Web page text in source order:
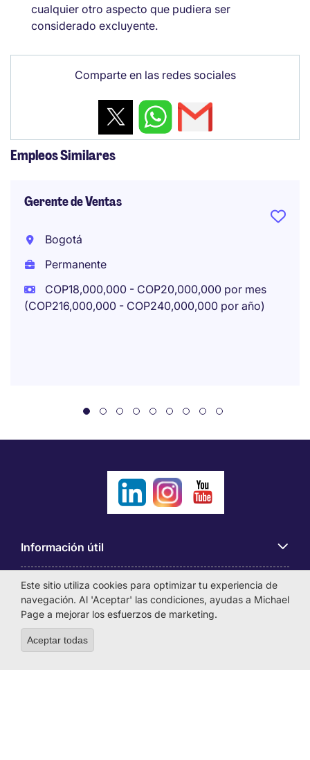
cualquier otro aspecto que pudiera ser
considerado excluyente.
Comparte en las redes sociales
Empleos Similares
Gerente de Ventas
Bogotá
Permanente
COP18,000,000 - COP20,000,000 por mes
(COP216,000,000 - COP240,000,000 por año)
Información útil
Búsqueda de empleo
Empresas
Este sitio utiliza cookies para optimizar tu experiencia de
navegación. Al 'Aceptar' las condiciones, ayudas a Michael
Page a mejorar los esfuerzos de marketing.
Aceptar todas